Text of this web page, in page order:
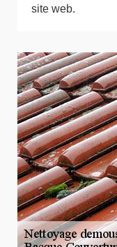
site web.